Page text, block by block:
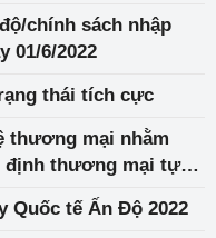
chính sách nhập
01/6/2022
thái tích cực
thương mại nhằm
định thương mại tự
Quốc tế Ấn Độ 2022